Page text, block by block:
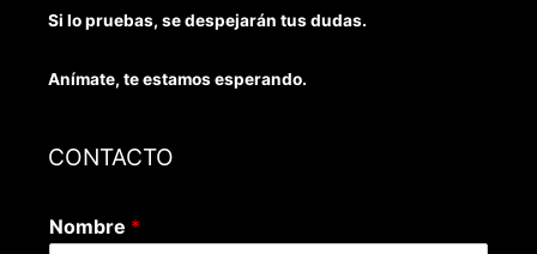
Si lo pruebas, se despejarán tus dudas.
Anímate, te estamos esperando.
CONTACTO
Nombre *